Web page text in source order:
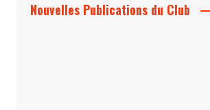
Nouvelles Publications du Club